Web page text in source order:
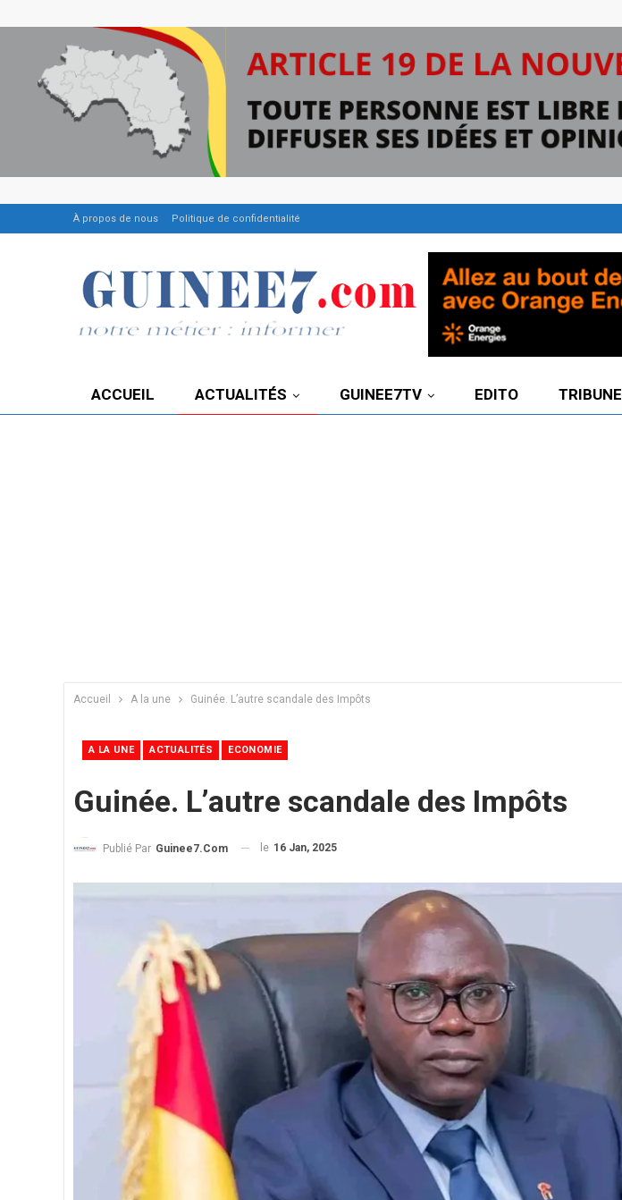
À propos de nous Politique de confidentialité
ACCUEIL ACTUALITÉS GUINEE7TV EDITO TRIBUNE
Accueil A la une Guinée. L’autre scandale des Impôts
A LA UNE ACTUALITÉS ECONOMIE
Guinée. L’autre scandale des Impôts
Publié Par Guinee7.com le 16 Jan, 2025